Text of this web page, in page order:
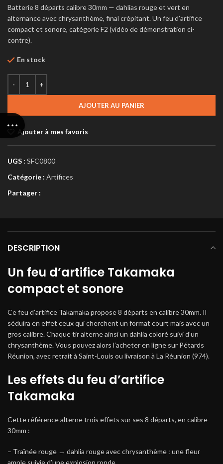
Batterie 8 départs calibre 30mm — dahlias rouge et vert en
alternance avec chrysanthème, final crépitant. Un feu d’artifice
compact et sonore, catégorie F2 (vidéo de démonstration ci-
contre).
En stock
AJOUTER AU PANIER
Ajouter à mes favoris
UGS : SFC0800
Catégorie : Artifices
Partager :
DESCRIPTION
Un feu d’artifice Takamaka
compact et sonore
Ce feu d’artifice Takamaka propose 8 départs en calibre 30mm. Il
séduira en effet ceux qui cherchent un format court mais avec un
gros calibre. Chaque tir alterne ainsi un dahlia coloré suivi d’un
chrysanthème. Vous pouvez alors l’acheter en ligne sur Pétards
Réunion, avec retrait à Saint-Louis ou livraison à La Réunion (974).
Les effets du feu d’artifice
Takamaka
Cette référence alterne trois effets sur ses 8 départs, en calibre
30mm :
– Traînée rouge → dahlia rouge avec chrysanthème : une fleur
ample suivie d’une explosion ronde